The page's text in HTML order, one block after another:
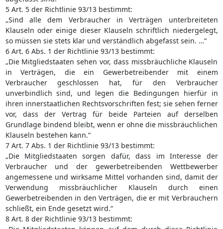
5 Art. 5 der Richtlinie 93/13 bestimmt:
„Sind alle dem Verbraucher in Verträgen unterbreiteten
Klauseln oder einige dieser Klauseln schriftlich niedergelegt,
so müssen sie stets klar und verständlich abgefasst sein. …“
6 Art. 6 Abs. 1 der Richtlinie 93/13 bestimmt:
„Die Mitgliedstaaten sehen vor, dass missbräuchliche Klauseln
in Verträgen, die ein Gewerbetreibender mit einem
Verbraucher geschlossen hat, für den Verbraucher
unverbindlich sind, und legen die Bedingungen hierfür in
ihren innerstaatlichen Rechtsvorschriften fest; sie sehen ferner
vor, dass der Vertrag für beide Parteien auf derselben
Grundlage bindend bleibt, wenn er ohne die missbräuchlichen
Klauseln bestehen kann.“
7 Art. 7 Abs. 1 der Richtlinie 93/13 bestimmt:
„Die Mitgliedstaaten sorgen dafür, dass im Interesse der
Verbraucher und der gewerbetreibenden Wettbewerber
angemessene und wirksame Mittel vorhanden sind, damit der
Verwendung missbräuchlicher Klauseln durch einen
Gewerbetreibenden in den Verträgen, die er mit Verbrauchern
schließt, ein Ende gesetzt wird.“
8 Art. 8 der Richtlinie 93/13 bestimmt: